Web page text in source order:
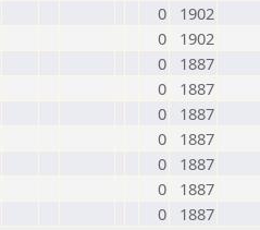
0
1902
0
1902
0
1887
0
1887
0
1887
0
1887
0
1887
0
1887
0 1887